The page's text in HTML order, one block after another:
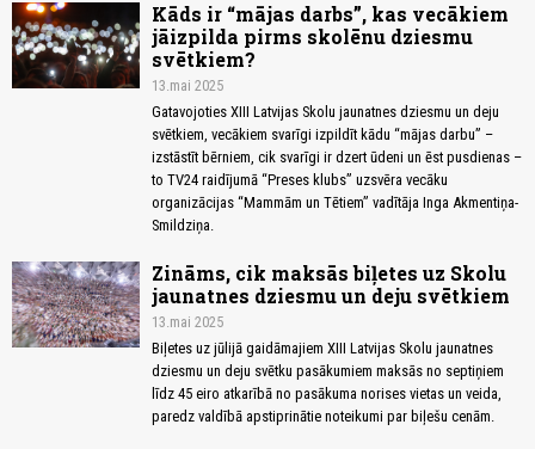
Kāds ir “mājas darbs”, kas vecākiem
jāizpilda pirms skolēnu dziesmu
svētkiem?
13.mai 2025
Gatavojoties XIII Latvijas Skolu jaunatnes dziesmu un deju
svētkiem, vecākiem svarīgi izpildīt kādu “mājas darbu” –
izstāstīt bērniem, cik svarīgi ir dzert ūdeni un ēst pusdienas –
to TV24 raidījumā “Preses klubs” uzsvēra vecāku
organizācijas “Mammām un Tētiem” vadītāja Inga Akmentiņa-
Smildziņa.
Zināms, cik maksās biļetes uz Skolu
jaunatnes dziesmu un deju svētkiem
13.mai 2025
Biļetes uz jūlijā gaidāmajiem XIII Latvijas Skolu jaunatnes
dziesmu un deju svētku pasākumiem maksās no septiņiem
līdz 45 eiro atkarībā no pasākuma norises vietas un veida,
paredz valdībā apstiprinātie noteikumi par biļešu cenām.